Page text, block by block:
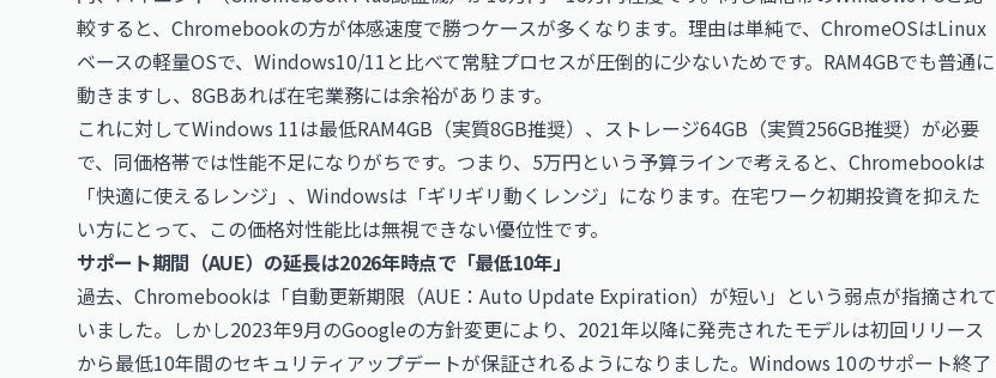
較すると、Chromebookの方が体感速度で勝つケースが多くなります。理由は単純で、ChromeOSはLinux
ベースの軽量OSで、Windows10/11と比べて常駐プロセスが圧倒的に少ないためです。RAM4GBでも普通に
動きますし、8GBあれば在宅業務には余裕があります。
これに対してWindows 11は最低RAM4GB（実質8GB推奨）、ストレージ64GB（実質256GB推奨）が必要
で、同価格帯では性能不足になりがちです。つまり、5万円という予算ラインで考えると、Chromebookは
「快適に使えるレンジ」、Windowsは「ギリギリ動くレンジ」になります。在宅ワーク初期投資を抑えた
い方にとって、この価格対性能比は無視できない優位性です。
サポート期間（AUE）の延長は2026年時点で「最低10年」
過去、Chromebookは「自動更新期限（AUE：Auto Update Expiration）が短い」という弱点が指摘されて
いました。しかし2023年9月のGoogleの方針変更により、2021年以降に発売されたモデルは初回リリース
から最低10年間のセキュリティアップデートが保証されるようになりました。Windows 10のサポート終了